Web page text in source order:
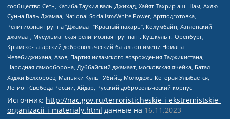
сообщество Сеть, Катиба Таухид валь-Джихад, Хайят Тахрир аш-Шам, Ахлю
Сунна Валь Джамаа, National Socialism/White Power, Артподготовка,
Религиозная группа “Джамаат “Красный пахарь”, Колумбайн, Хатлонский
джамаат, Мусульманская религиозная группа п. Кушкуль г. Оренбург,
Крымско-татарский добровольческий батальон имени Номана
Челебиджихана, Азов, Партия исламского возрождения Таджикистана,
Народная самооборона, Дуббайский джамаат, московская ячейка, Батал-
Хаджи Белхороев, Маньяки Культ Убийц, Молодёжь Которая Улыбается,
Легион Свобода России, Айдар, Русский добровольческий корпус
Источник: http://nac.gov.ru/terroristicheskie-i-ekstremistskie-
organizacii-i-materialy.html данные на 16.11.2023